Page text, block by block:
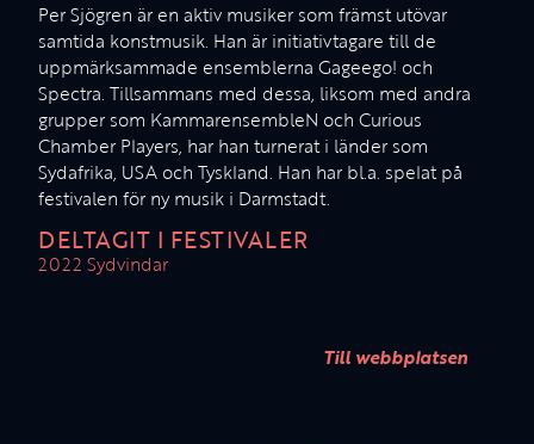
Per Sjögren är en aktiv musiker som främst utövar
samtida konstmusik. Han är initiativtagare till de
uppmärksammade ensemblerna Gageego! och
Spectra. Tillsammans med dessa, liksom med andra
grupper som KammarensembleN och Curious
Chamber Players, har han turnerat i länder som
Sydafrika, USA och Tyskland. Han har bl.a. spelat på
festivalen för ny musik i Darmstadt.
DELTAGIT I FESTIVALER
2022 Sydvindar
Till webbplatsen